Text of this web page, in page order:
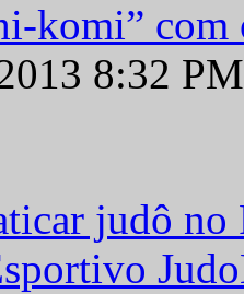
komi” com
8:32
judô